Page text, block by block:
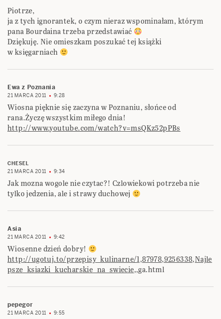
Piotrze,
ja z tych ignorantek, o czym nieraz wspominałam, którym
pana Bourdaina trzeba przedstawiać
Dziękuję. Nie omieszkam poszukać tej książki
w księgarniach
Ewa z Poznania
21 MARCA 2011 9:28
Wiosna pięknie się zaczyna w Poznaniu, słońce od
rana.Życzę wszystkim miłego dnia!
http://www.youtube.com/watch?v=msQKz52pPBs
CHESEL
21 MARCA 2011
9:34
Jak mozna wogole nie czytac?! Czlowiekowi potrzeba nie
tylko jedzenia, ale i strawy duchowej
Asia
21 MARCA 2011 9:42
Wiosenne dzień dobry!
http://ugotuj.to/przepisy_kulinarne/1,87978,9256338,Najle
psze_ksiazki_kucharskie_na_swiecie,,ga.html
pepegor
21 MARCA 2011 9:55